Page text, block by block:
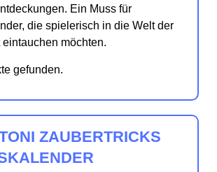
Ein Muss für
die spielerisch in die Welt der
möchten.
gefunden.
ZAUBERTRICKS